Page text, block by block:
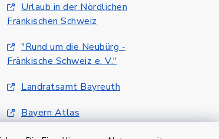
Urlaub in der Nördlichen
Fränkischen Schweiz
"Rund um die Neubürg -
Fränkische Schweiz e. V."
Landratsamt Bayreuth
Bayern Atlas